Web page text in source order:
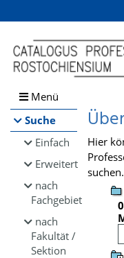
Browsen
direkt zum Inhalt
Menü
Suche
Einfach
Erweitert
nach
Fachgebiet
nach
Fakultät /
Sektion
Hier
suchen.